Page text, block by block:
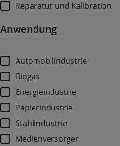
Reparatur und Kalibration
Anwendung
Automobilindustrie
Biogas
Energieindustrie
Papierindustrie
Stahlindustrie
Medienversorger